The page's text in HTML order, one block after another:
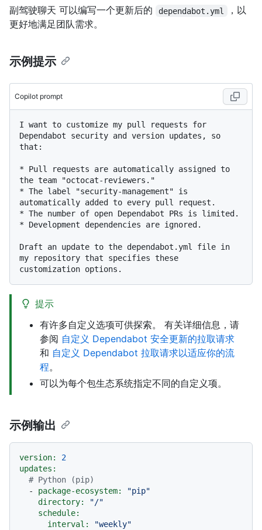
副驾驶聊天 可以编写一个更新后的
dependabot.yml
，以
更好地满足团队需求。
示例提示
Copilot prompt
I want to customize my pull requests for
Dependabot security and version updates, so
that:
* Pull requests are automatically assigned to
the team "octocat-reviewers."
* The label "security-management" is
automatically added to every pull request.
* The number of open Dependabot PRs is limited.
* Development dependencies are ignored.
Draft an update to the dependabot.yml file in
my repository that specifies these
提示
有许多自定义选项可供探索。 有关详细信息，请
参阅 自定义 Dependabot 安全更新的拉取请求
和 自定义 Dependabot 拉取请求以适应你的流
程。
可以为每个包生态系统指定不同的自定义项。
示例输出
version:
2
updates:
# Python (pip)
-
package-ecosystem:
"pip"
directory:
"/"
schedule:
interval:
"weekly"